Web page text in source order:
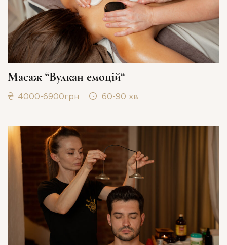
Масаж “Вулкан емоцій“
4000-6900грн 60-90 хв